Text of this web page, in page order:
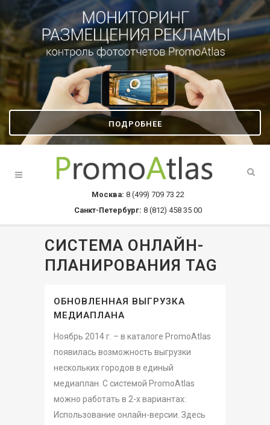
ПОДРОБНЕЕ
Москва: 8 (499) 709 73 22
Санкт-Петербург: 8 (812) 458 35 00
СИСТЕМА ОНЛАЙН-
ПЛАНИРОВАНИЯ TAG
ОБНОВЛЕННАЯ ВЫГРУЗКА
МЕДИАПЛАНА
Ноябрь 2014 г. – в каталоге PromoAtlas
появилась возможность выгрузки
нескольких городов в единый
медиаплан. С системой PromoAtlas
можно работать в 2-х вариантах:
Использование онлайн-версии. Здесь